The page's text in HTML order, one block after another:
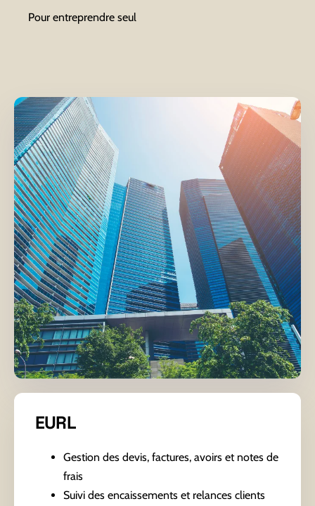
Pour entreprendre seul
EURL
Gestion des devis, factures, avoirs et notes de
frais
Suivi des encaissements et relances clients